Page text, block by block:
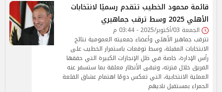
قائمة محمود الخطيب تتقدم رسميًا لانتخابات
الأهلي 2025 وسط ترقب جماهيري
الجمعة 03/أكتوبر/2025 - 03:44 م
تترقب جماهير الأهلي وأعضاء جمعيته العمومية نتائج
الانتخابات المقبلة، وسط توقعات باستمرار الخطيب على
رأس الإدارة، خاصة في ظل الإنجازات الكبيرة التي حققها
الفريق خلال فترته، وتبقى الأنظار معلقة بما ستسفر عنه
العملية الانتخابية، التي تعكس دومًا اهتمام عشاق القلعة
الحمراء بمستقبل ناديهم